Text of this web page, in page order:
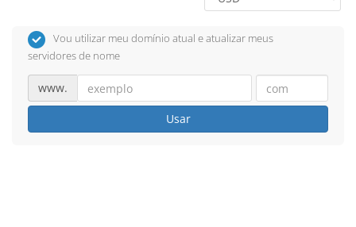
Vou utilizar meu domínio atual e atualizar meus
servidores de nome
www.
Usar